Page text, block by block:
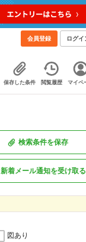
会員登録 ログイ
保存した条件 閲覧履歴 マイペ
検索条件を保存
新着メール通知を受け取る
図あり